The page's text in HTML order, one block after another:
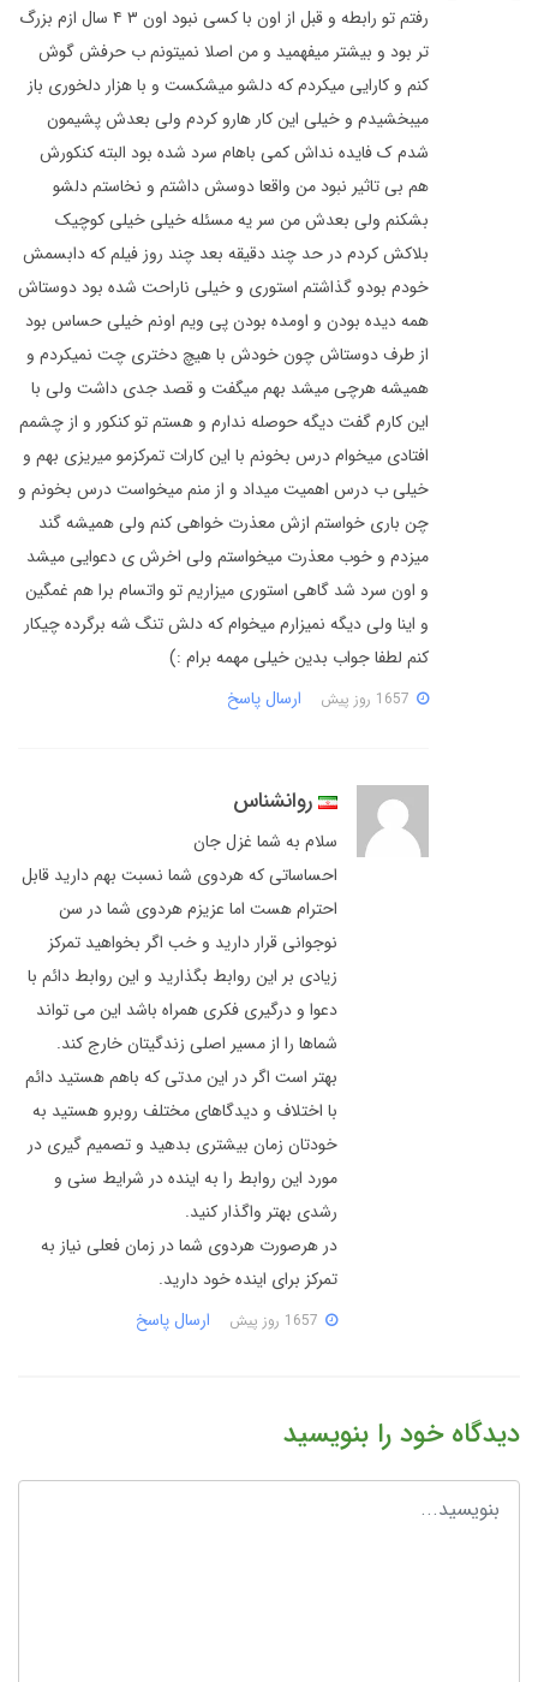
رفتم تو رابطه و قبل از اون با کسی نبود اون ۳ ۴ سال ازم بزرگ
تر بود و بیشتر میفهمید و من اصلا نمیتونم ب حرفش گوش
کنم و کارایی میکردم که دلشو میشکست و با هزار دلخوری باز
میبخشیدم و خیلی این کار هارو کردم ولی بعدش پشیمون
شدم ک فایده نداش کمی باهام سرد شده بود البته کنکورش
هم بی تاثیر نبود من واقعا دوسش داشتم و نخاستم دلشو
بشکنم ولی بعدش من سر یه مسئله خیلی خیلی کوچیک
بلاکش کردم در حد چند دقیقه بعد چند روز فیلم که دابسمش
خودم بودو گذاشتم استوری و خیلی ناراحت شده بود دوستاش
همه دیده بودن و اومده بودن پی ویم اونم خیلی حساس بود
از طرف دوستاش چون خودش با هیچ دختری چت نمیکردم و
همیشه هرچی میشد بهم میگفت و قصد جدی داشت ولی با
این کارم گفت دیگه حوصله ندارم و هستم تو کنکور و از چشمم
افتادی میخوام درس بخونم با این کارات تمرکزمو میریزی بهم و
خیلی ب درس اهمیت میداد و از منم میخواست درس بخونم و
چن باری خواستم ازش معذرت خواهی کنم ولی همیشه گند
میزدم و خوب معذرت میخواستم ولی اخرش ی دعوایی میشد
و اون سرد شد گاهی استوری میزاریم تو واتسام برا هم غمگین
و اینا ولی دیگه نمیزارم میخوام که دلش تنگ شه برگرده چیکار
کنم لطفا جواب بدین خیلی مهمه برام :)
ارسال پاسخ
روانشناس
سلام به شما غزل جان
احساساتی که هردوی شما نسبت بهم دارید قابل
احترام هست اما عزیزم هردوی شما در سن
نوجوانی قرار دارید و خب اگر بخواهید تمرکز
زیادی بر این روابط بگذارید و این روابط دائم با
دعوا و درگیری فکری همراه باشد این می تواند
شماها را از مسیر اصلی زندگیتان خارج کند.
بهتر است اگر در این مدتی که باهم هستید دائم
با اختلاف و دیدگاهای مختلف روبرو هستید به
خودتان زمان بیشتری بدهید و تصمیم گیری در
مورد این روابط را به اینده در شرایط سنی و
رشدی بهتر واگذار کنید.
در هرصورت هردوی شما در زمان فعلی نیاز به
تمرکز برای اینده خود دارید.
ارسال پاسخ
دیدگاه خود را بنویسید